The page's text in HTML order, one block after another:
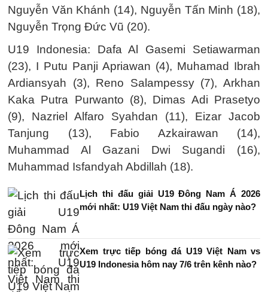
Nguyễn Văn Khánh (14), Nguyễn Tấn Minh (18),
Nguyễn Trọng Đức Vũ (20).
U19 Indonesia: Dafa Al Gasemi Setiawarman
(23), I Putu Panji Apriawan (4), Muhamad Ibrah
Ardiansyah (3), Reno Salampessy (7), Arkhan
Kaka Putra Purwanto (8), Dimas Adi Prasetyo
(9), Nazriel Alfaro Syahdan (11), Eizar Jacob
Tanjung (13), Fabio Azkairawan (14),
Muhammad Al Gazani Dwi Sugandi (16),
Muhammad Isfandyah Abdillah (18).
Lịch thi đấu giải U19 Đông Nam Á 2026
mới nhất: U19 Việt Nam thi đấu ngày nào?
Xem trực tiếp bóng đá U19 Việt Nam vs
U19 Indonesia hôm nay 7/6 trên kênh nào?